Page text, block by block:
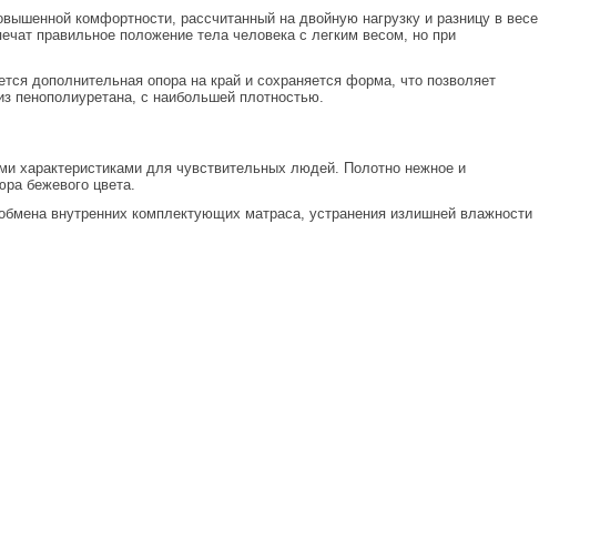
комфортности, рассчитанный на двойную нагрузку и разницу в весе
правильное положение тела человека с легким весом, но при
дополнительная опора на край и сохраняется форма, что позволяет
пенополиуретана, с наибольшей плотностью.
характеристиками для чувствительных людей. Полотно нежное и
бежевого цвета.
внутренних комплектующих матраса, устранения излишней влажности